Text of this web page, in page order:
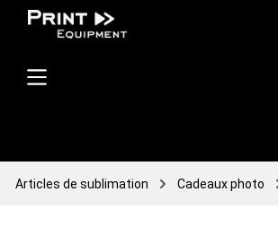
Articles de sublimation Cadeaux photo